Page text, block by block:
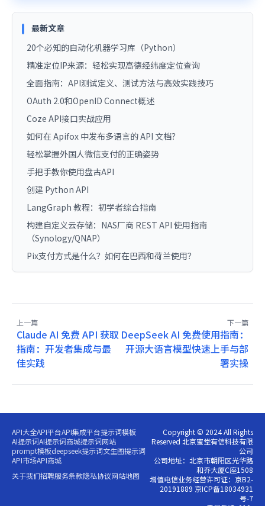
最新文章
20个必知的自动化机器学习库（Python）
精准定位IP来源：轻松实现高德经纬度定位查询
全面指南：API测试定义、测试方法与高效实践技巧
OAuth 2.0和OpenID Connect概述
Coze API接口实战应用
如何在 Apifox 中发布多语言的 API 文档？
轻松掌握外国人微信支付的正确姿势
手把手教你使用盘古API
创建 Python API
LangGraph 教程：初学者综合指南
构建自定义云存储：NAS厂商 REST API 使用指南
（Synology/QNAP）
Pix支付方式是什么？如何在巴西和荷兰使用？
上一篇
Claude AI 免费 API 获取
指南：开发者集成与最
佳实践
下一篇
DeepSeek AI 免费使用指南：
开源大语言模型快速上手与部
署实操
API大全API平台API集成平台提示词模板
AI提示词AI提示词商城提示词网站
prompt模板deepseek提示词文生图提示词
API市场API商城
关于我们招聘服务条款隐私协议网站地图
Copyright © 2024 All Rights
Reserved 北京蜜堂有信科技有限
公司
公司地址：北京市朝阳区光华路
和乔大厦C座1508
增值电信业务经营许可证：京B2-
20191889 京ICP备18034931
号-7